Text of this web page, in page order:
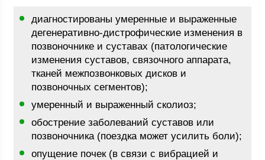
диагностированы умеренные и выраженные
дегенеративно-дистрофические изменения в
позвоночнике и суставах (патологические
изменения суставов, связочного аппарата,
тканей межпозвонковых дисков и
позвоночных сегментов);
умеренный и выраженный сколиоз;
обострение заболеваний суставов или
позвоночника (поездка может усилить боли);
опущение почек (в связи с вибрацией и